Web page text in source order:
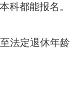
科都能报名。
法定退休年龄